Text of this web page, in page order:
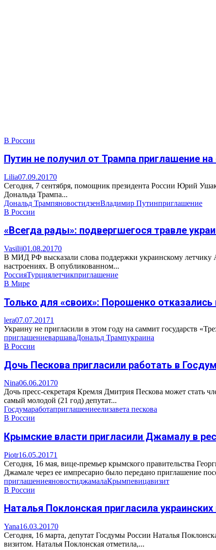
В России
Путин не получил от Трампа приглашение
Lilia07.09.20170
Сегодня, 7 сентября, помощник президента России Юрий
Дональда Трампа...
Дональд ТрампяновостидзенВладимир Путинприглашение
В России
«Всегда рады»: подвергшегося травле
Vasilij01.08.20170
В МИД РФ высказали слова поддержки украинскому летчику
настроениях. В опубликованном...
РоссияТурциялетчикприглашение
В Мире
Только для «своих»: Порошенко
lera07.07.20171
Украину не пригласили в этом году на саммит государств
приглашениеваршаваДональд Трампукраина
В России
Дочь Пескова пригласили работать в
Nina06.06.20170
Дочь пресс-секретаря Кремля Дмитрия Пескова может стать
самый молодой (21 год) депутат...
Госдумаработаприглашениеелизавета пескова
В России
Крымские власти пригласили Джамалу в
Piotr16.05.20171
Сегодня, 16 мая, вице-премьер крымского правительства
Джамале через ее импресарио было передано приглашение
приглашениеяновостиджамалаКрымпевицавизит
В России
Наталья Поклонская пригласила
Yana16.03.20170
Сегодня, 16 марта, депутат Госдумы России Наталья
визитом. Наталья Поклонская отметила,...